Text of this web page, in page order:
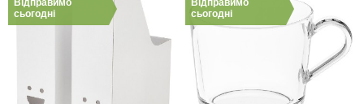
Відправимо
сьогодні
Відправимо
сьогодні